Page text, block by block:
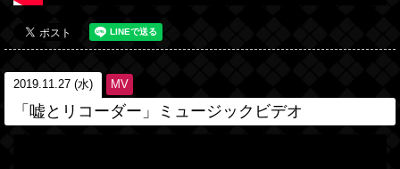
2019.11.27 (水) MV
「嘘とリコーダー」ミュージックビデオ